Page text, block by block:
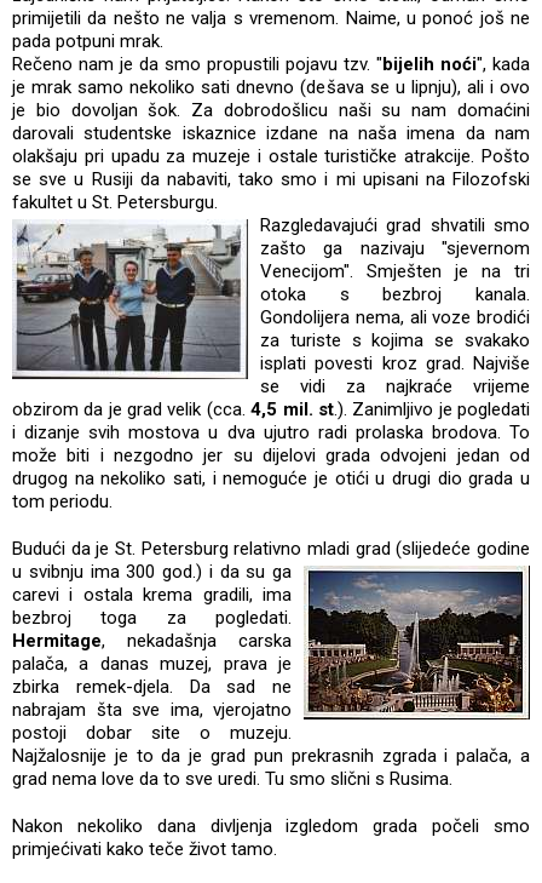
primijetili da nešto ne valja s vremenom. Naime, u ponoć još ne
pada potpuni mrak.
Rečeno nam je da smo propustili pojavu tzv. "bijelih noći", kada
je mrak samo nekoliko sati dnevno (dešava se u lipnju), ali i ovo
je bio dovoljan šok. Za dobrodošlicu naši su nam domaćini
darovali studentske iskaznice izdane na naša imena da nam
olakšaju pri upadu za muzeje i ostale turističke atrakcije. Pošto
se sve u Rusiji da nabaviti, tako smo i mi upisani na Filozofski
fakultet u St. Petersburgu.
Razgledavajući grad shvatili smo
zašto ga nazivaju "sjevernom
Venecijom". Smješten je na tri
otoka s bezbroj kanala.
Gondolijera nema, ali voze brodići
za turiste s kojima se svakako
isplati povesti kroz grad. Najviše
se vidi za najkraće vrijeme
obzirom da je grad velik (cca.4,5 mil. st.). Zanimljivo je pogledati
i dizanje svih mostova u dva ujutro radi prolaska brodova. To
može biti i nezgodno jer su dijelovi grada odvojeni jedan od
drugog na nekoliko sati, i nemoguće je otići u drugi dio grada u
tom periodu.
Budući da je St. Petersburg relativno mladi grad (slijedeće godine
u svibnju ima 300 god.) i da su ga
carevi i ostala krema gradili, ima
bezbroj toga za pogledati.
Hermitage, nekadašnja carska
palača, a danas muzej, prava je
zbirka remek-djela. Da sad ne
nabrajam šta sve ima, vjerojatno
postoji dobar site o muzeju.
Najžalosnije je to da je grad pun prekrasnih zgrada i palača, a
grad nema love da to sve uredi. Tu smo slični s Rusima.
Nakon nekoliko dana divljenja izgledom grada počeli smo
primjećivati kako teče život tamo.